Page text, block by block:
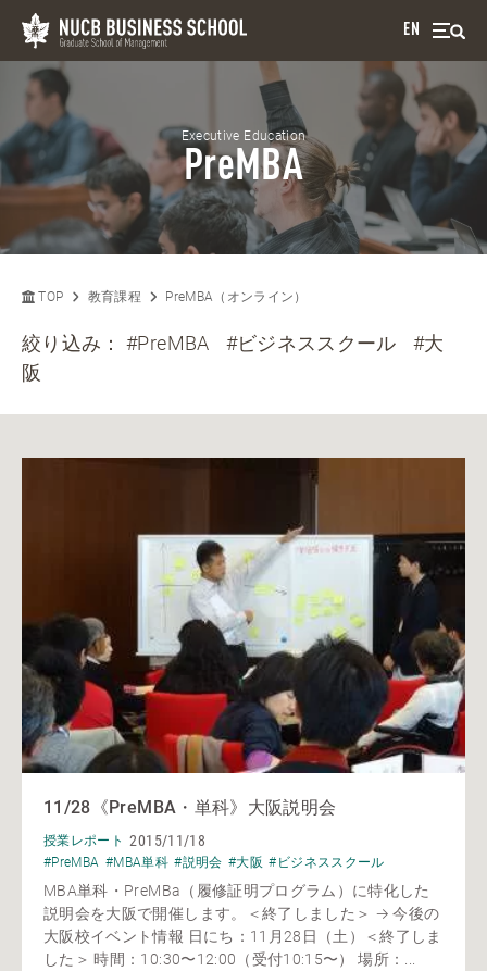
EN
Executive Education
PreMBA
TOP 教育課程 PreMBA（オンライン）
絞り込み：#PreMBA #ビジネススクール
#大
阪
11/28《PreMBA・単科》大阪説明会
授業レポート 2015/11/18
#PreMBA #MBA単科 #説明会 #大阪 #ビジネススクール
MBA単科・PreMBa（履修証明プログラム）に特化した
説明会を大阪で開催します。＜終了しました＞ → 今後の
大阪校イベント情報 日にち：11月28日（土）＜終了しま
した＞ 時間：10:30〜12:00（受付10:15〜） 場所：...